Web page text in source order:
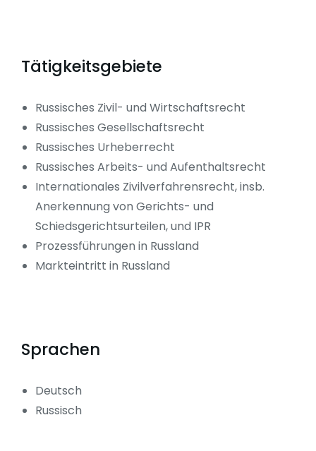
Tätigkeitsgebiete
Russisches Zivil- und Wirtschaftsrecht
Russisches Gesellschaftsrecht
Russisches Urheberrecht
Russisches Arbeits- und Aufenthaltsrecht
Internationales Zivilverfahrensrecht, insb.
Anerkennung von Gerichts- und
Schiedsgerichtsurteilen, und IPR
Prozessführungen in Russland
Markteintritt in Russland
Sprachen
Deutsch
Russisch